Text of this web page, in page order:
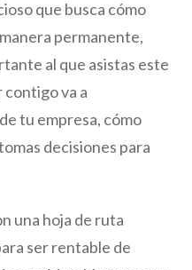
que busca cómo
permanente,
al que asistas este
contigo va a
tu empresa, cómo
decisiones para
una hoja de ruta
ser rentable de